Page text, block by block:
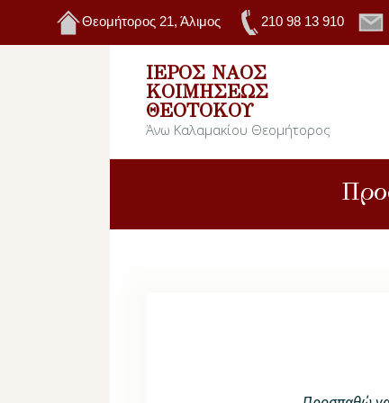
Θεομήτορος 21, Άλιμος 210 98 13 910
ΙΕΡΌΣ ΝΑΌΣ
ΚΟΙΜΉΣΕΩΣ
ΘΕΟΤΌΚΟΥ
Άνω Καλαμακίου Θεομήτορος